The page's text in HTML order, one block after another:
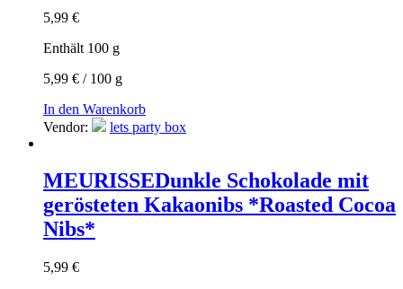
5,99 €
Enthält 100 g
5,99 € / 100 g
In den Warenkorb
Vendor:
lets party box
MEURISSEDunkle Schokolade mit
gerösteten Kakaonibs *Roasted Cocoa
Nibs*
5,99 €